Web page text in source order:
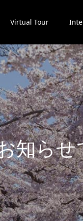
Virtual Tour
知らせ